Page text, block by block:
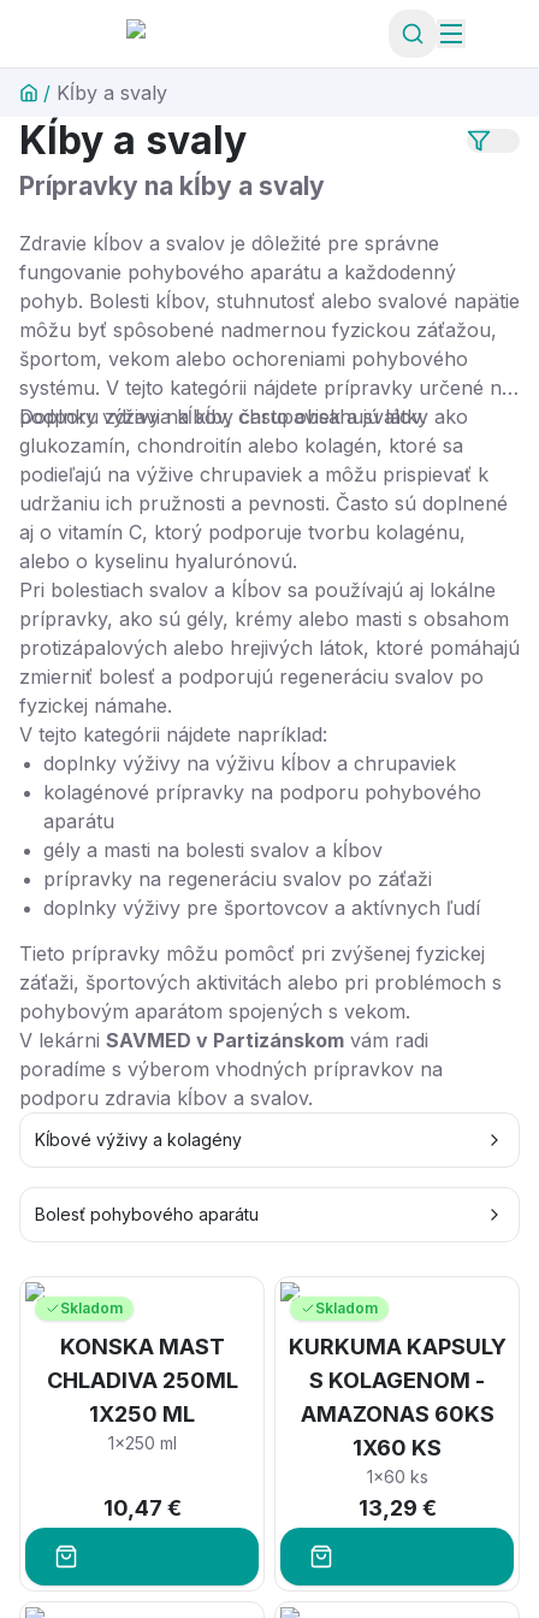
/ Kĺby a svaly
Kĺby a svaly
Prípravky na kĺby a svaly
Zdravie kĺbov a svalov je dôležité pre správne
fungovanie pohybového aparátu a každodenný
pohyb. Bolesti kĺbov, stuhnutosť alebo svalové napätie
môžu byť spôsobené nadmernou fyzickou záťažou,
športom, vekom alebo ochoreniami pohybového
systému. V tejto kategórii nájdete prípravky určené na
podporu zdravia kĺbov, chrupaviek a svalov.
Doplnky výživy na kĺby často obsahujú látky ako
glukozamín, chondroitín alebo kolagén, ktoré sa
podieľajú na výžive chrupaviek a môžu prispievať k
udržaniu ich pružnosti a pevnosti. Často sú doplnené
aj o vitamín C, ktorý podporuje tvorbu kolagénu,
alebo o kyselinu hyalurónovú.
Pri bolestiach svalov a kĺbov sa používajú aj lokálne
prípravky, ako sú gély, krémy alebo masti s obsahom
protizápalových alebo hrejivých látok, ktoré pomáhajú
zmierniť bolesť a podporujú regeneráciu svalov po
fyzickej námahe.
V tejto kategórii nájdete napríklad:
doplnky výživy na výživu kĺbov a chrupaviek
kolagénové prípravky na podporu pohybového
aparátu
gély a masti na bolesti svalov a kĺbov
prípravky na regeneráciu svalov po záťaži
doplnky výživy pre športovcov a aktívnych ľudí
Tieto prípravky môžu pomôcť pri zvýšenej fyzickej
záťaži, športových aktivitách alebo pri problémoch s
pohybovým aparátom spojených s vekom.
V lekárni SAVMED v Partizánskom vám radi
poradíme s výberom vhodných prípravkov na
podporu zdravia kĺbov a svalov.
Kĺbové výživy a kolagény
Bolesť pohybového aparátu
Skladom
KONSKA MAST
CHLADIVA 250ML
1X250 ML
1x250 ml
10,47 €
Skladom
KURKUMA KAPSULY
S KOLAGENOM -
AMAZONAS 60KS
1X60 KS
1x60 ks
13,29 €